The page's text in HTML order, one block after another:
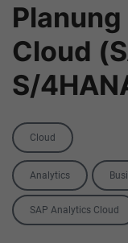
Cloud
S/
Category
Cloud
TagsAnalytics
SAP Analytics Cloud